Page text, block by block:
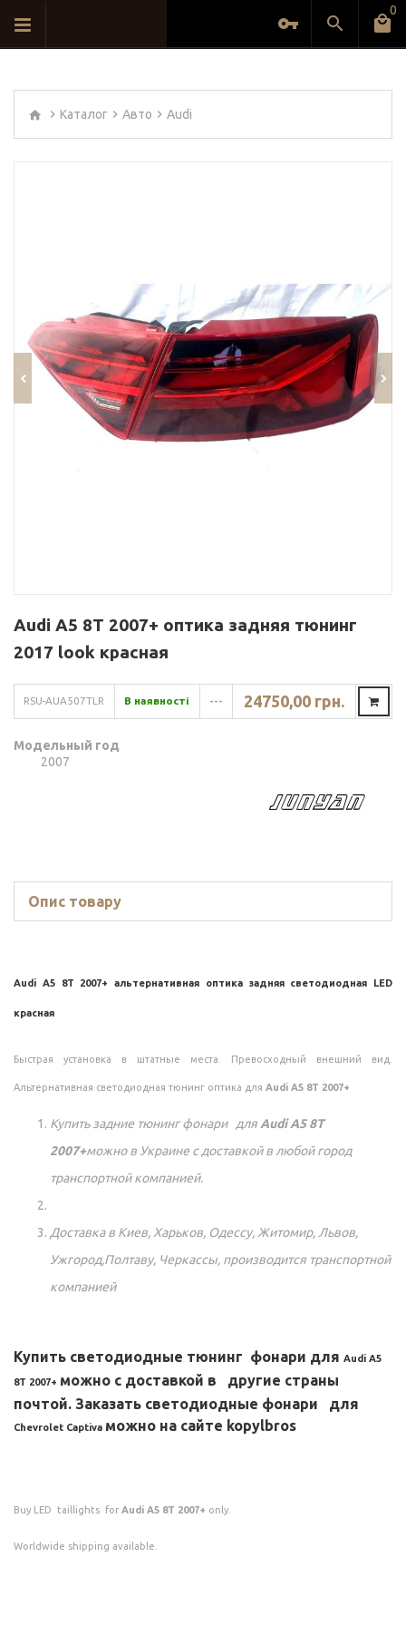
0
Каталог Авто Audi
Audi A5 8T 2007+ оптика задняя тюнинг
2017 look красная
RSU-AUA507TLR В наявності --- 24750,00 грн.
Модельный год
2007
Опис товару
Audi A5 8T 2007+ альтернативная оптика задняя светодиодная LED
красная
Быстрая установка в штатные места. Превосходный внешний вид.
Альтернативная светодиодная тюнинг оптика для Audi A5 8T 2007+
Купить задние тюнинг фонари для Audi A5 8T
2007+можно в Украине с доставкой в любой город
транспортной компанией.
Доставка в Киев, Харьков, Одессу, Житомир, Львов,
Ужгород,Полтаву, Черкассы, производится транспортной
компанией
Купить светодиодные тюнинг фонари для Audi A5
8T 2007+ можно с доставкой в другие страны
почтой. Заказать светодиодные фонари для
Chevrolet Captiva можно на сайте kopylbros
Buy LED taillights for Audi A5 8T 2007+ only.
Worldwide shipping available.